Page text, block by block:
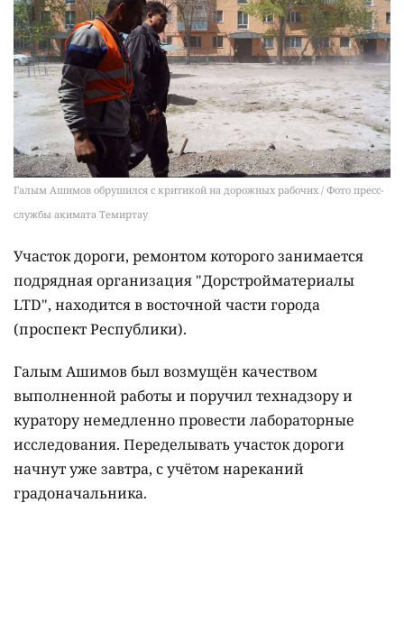
Галым Ашимов обрушился с критикой на дорожных рабочих / Фото пресс-
службы акимата Темиртау
Участок дороги, ремонтом которого занимается
подрядная организация "Дорстройматериалы
LTD", находится в восточной части города
(проспект Республики).
Галым Ашимов был возмущён качеством
выполненной работы и поручил технадзору и
куратору немедленно провести лабораторные
исследования. Переделывать участок дороги
начнут уже завтра, с учётом нареканий
градоначальника.